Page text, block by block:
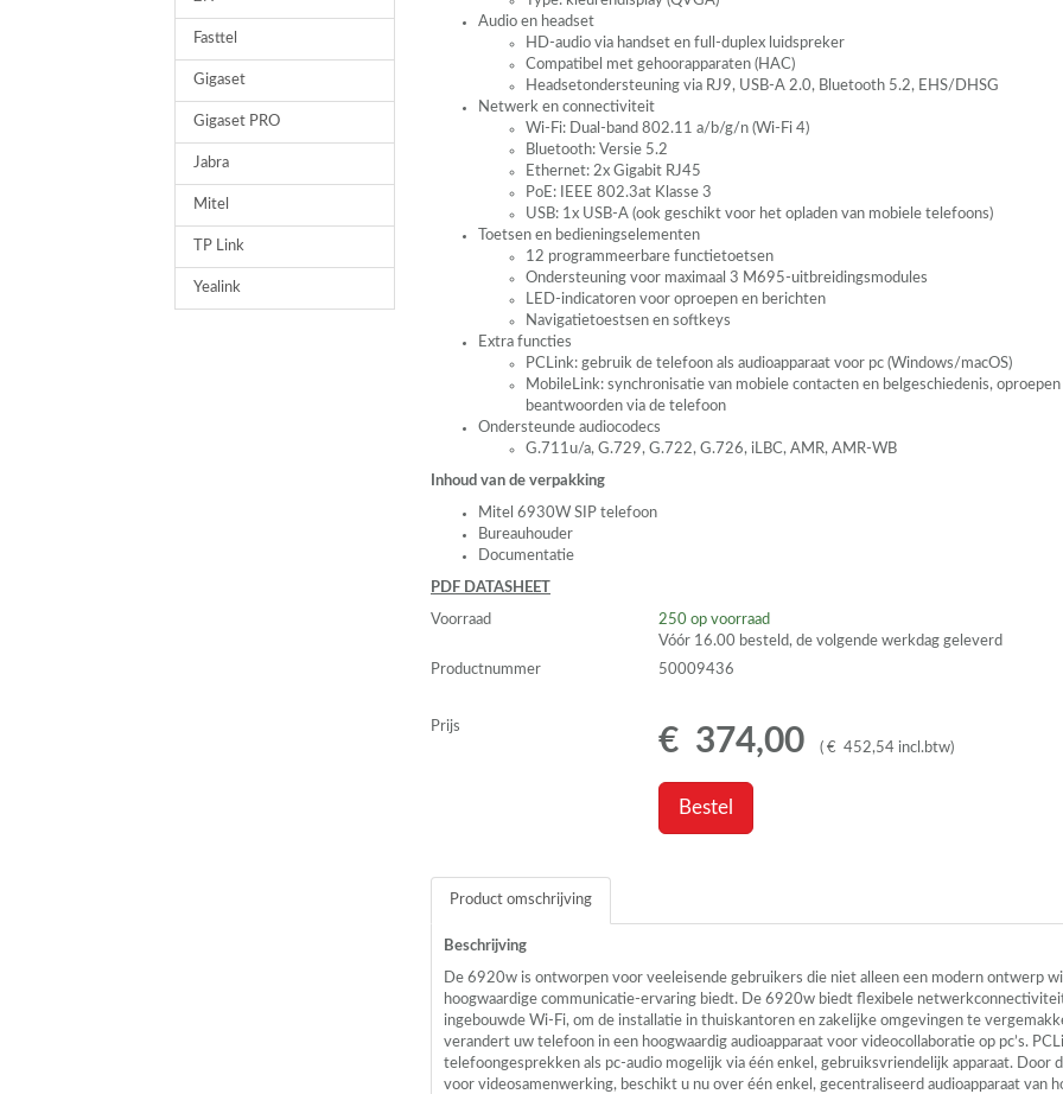
Fasttel
Gigaset
Gigaset PRO
Jabra
Mitel
TP Link
Yealink
Audio en headset
HD-audio via handset en full-duplex luidspreker
Compatibel met gehoorapparaten (HAC)
Headsetondersteuning via RJ9, USB-A 2.0, Bluetooth 5.2, EHS/DHSG
Netwerk en connectiviteit
Wi-Fi: Dual-band 802.11 a/b/g/n (Wi-Fi 4)
Bluetooth: Versie 5.2
Ethernet: 2x Gigabit RJ45
PoE:
IEEE 802.3at Klasse 3
USB: 1x USB-A (ook geschikt voor het opladen van mobiele telefoons)
Toetsen en bedieningselementen
12 programmeerbare functietoetsen
Ondersteuning voor maximaal 3 M695-uitbreidingsmodules
LED-indicatoren voor oproepen en berichten
Navigatietoestsen en softkeys
Extra functies
PCLink: gebruik de telefoon als audioapparaat voor pc (Windows/macOS)
MobileLink: synchronisatie van mobiele contacten en belgeschiedenis, oproepen
beantwoorden via de telefoon
Ondersteunde audiocodecs
G.711u/a, G.729, G.722, G.726, iLBC, AMR, AMR-WB
Inhoud van de verpakking
Mitel 6930W SIP telefoon
Bureauhouder
Documentatie
PDF DATASHEET
Voorraad 250 op voorraad
Vóór 16.00 besteld, de volgende werkdag geleverd
Productnummer
50009436
Prijs € 374,00 ( € 452,54 incl.btw)
Bestel
Product omschrijving
Beschrijving
De 6920w is ontworpen voor veeleisende gebruikers die niet alleen een modern ontwerp
hoogwaardige communicatie-ervaring biedt. De 6920w biedt flexibele
ingebouwde Wi-Fi, om de installatie in thuiskantoren en zakelijke omgevingen te
verandert uw telefoon in een hoogwaardig audioapparaat voor videocollaboratie op pc’s. PCL
telefoongesprekken als pc-audio mogelijk via één enkel, gebruiksvriendelijk apparaat. Door
voor videosamenwerking, beschikt u nu over één enkel, gecentraliseerd audioapparaat van